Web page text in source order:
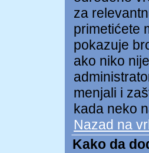
za
primetićete
pokazuje
ako niko
menjali i
kada neko
Nazad na
Kako da